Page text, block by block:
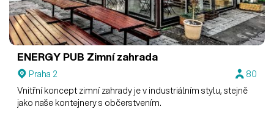
ENERGY PUB Zimní zahrada
Praha 2
80
Vnitřní koncept zimní zahrady je v industriálním stylu, stejně
jako naše kontejnery s občerstvením.